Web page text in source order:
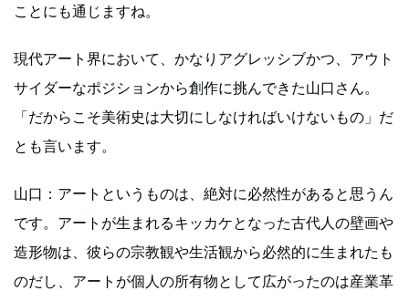
ことにも通じますね。
現代アート界において、かなりアグレッシブかつ、アウト
サイダーなポジションから創作に挑んできた山口さん。
「だからこそ美術史は大切にしなければいけないもの」だ
とも言います。
山口：アートというものは、絶対に必然性があると思うん
です。アートが生まれるキッカケとなった古代人の壁画や
造形物は、彼らの宗教観や生活観から必然的に生まれたも
のだし、アートが個人の所有物として広がったのは産業革